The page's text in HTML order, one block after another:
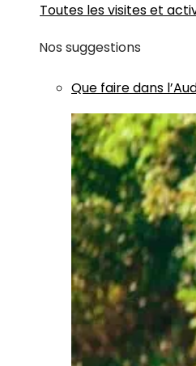
Toutes les visites et
Nos suggestions
Que faire dans